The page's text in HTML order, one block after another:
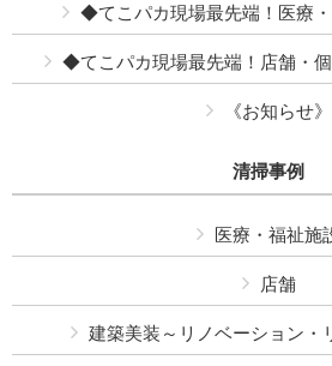
◆てこパカ現場最先端！医療
◆てこパカ現場最先端！店舗・
《お知らせ》
清掃事例
医療・福祉施
店舗
建築美装～リノベーション・